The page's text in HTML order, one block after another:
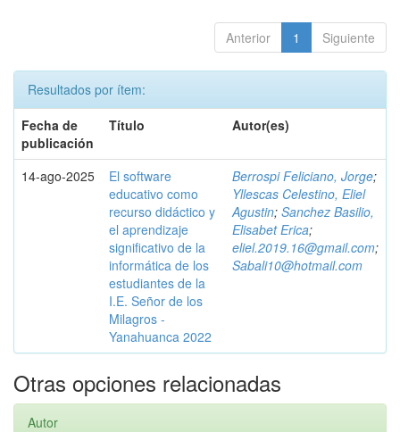
Anterior 1 Siguiente
Resultados por ítem:
Fecha de
publicación
Título Autor(es)
14-ago-2025
El software
educativo como
recurso didáctico y
el aprendizaje
significativo de la
informática de los
estudiantes de la
I.E. Señor de los
Milagros -
Yanahuanca 2022
Berrospi Feliciano, Jorge;
Yllescas Celestino, Eliel
Agustin; Sanchez Basilio,
Elisabet Erica;
eliel.2019.16@gmail.com;
Sabali10@hotmail.com
Otras opciones relacionadas
Autor